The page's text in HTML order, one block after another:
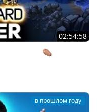
02:54:58
тихий ⚰️ Graveyard
в прошлом году